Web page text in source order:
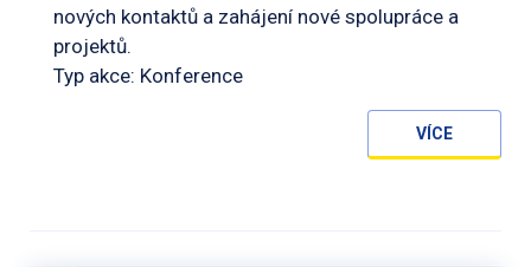
nových kontaktů a zahájení nové spolupráce a
projektů.
Typ akce: Konference
VÍCE